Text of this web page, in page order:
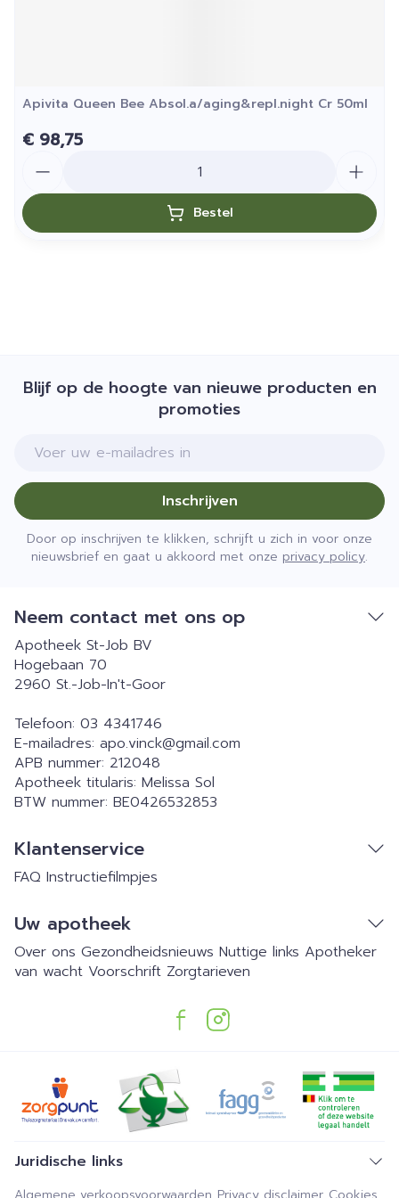
Apivita Queen Bee Absol.a/aging&repl.night Cr 50ml
€ 98,75
Bestel
Blijf op de hoogte van nieuwe producten en
promoties
E-mail adres
Inschrijven
Door op inschrijven te klikken, schrijft u zich in voor onze
nieuwsbrief en gaat u akkoord met onze privacy policy.
Neem contact met ons op
Apotheek St-Job BV
Hogebaan 70
2960 St.-Job-In't-Goor
Telefoon: 03 4341746
E-mailadres: apo.vinck@gmail.com
APB nummer: 212048
Apotheek titularis: Melissa Sol
BTW nummer: BE0426532853
Klantenservice
FAQ Instructiefilmpjes
Uw apotheek
Over ons Gezondheidsnieuws Nuttige links Apotheker
van wacht Voorschrift Zorgtarieven
Juridische links